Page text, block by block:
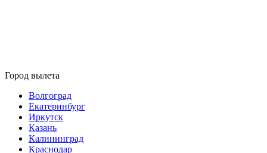
Город вылета
Волгоград
Екатеринбург
Иркутск
Казань
Калининград
Краснодар